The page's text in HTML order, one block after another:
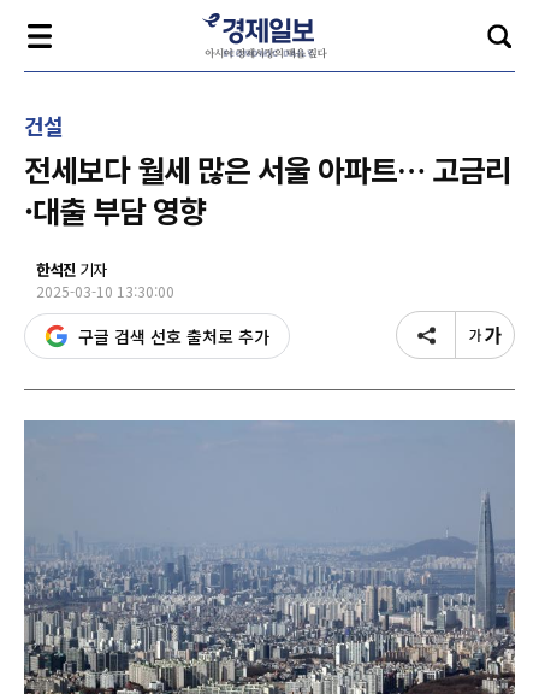
건설
전세보다 월세 많은 서울 아파트… 고금리
·대출 부담 영향
한석진 기자
2025-03-10 13:30:00
구글 검색 선호 출처로 추가